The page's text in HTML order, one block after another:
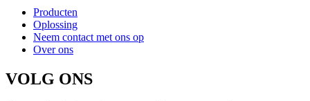
Producten
Oplossing
Neem contact met ons op
Over ons
VOLG ONS